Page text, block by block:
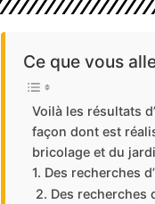
Ce que vous
Voilà les résultats
façon dont est
bricolage et du
1. Des recherches
2. Des recherches